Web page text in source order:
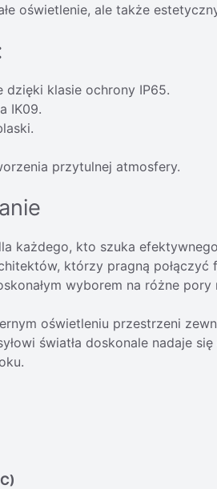
oświetlenie, ale także
klasie ochrony IP65.
IK09.
przytulnej atmosfery.
każdego, kto szuka
którzy pragną
wyborem na różne pory
oświetleniu przestrzeni
światła doskonale nadaje